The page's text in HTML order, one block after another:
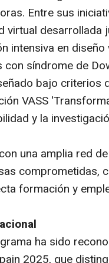
Entre sus
virtual desarrollada
intensiva en
síndrome de
bajo criterios
VASS
y la
una amplia red
comprometidas,
formación y
ha sido
2025, que